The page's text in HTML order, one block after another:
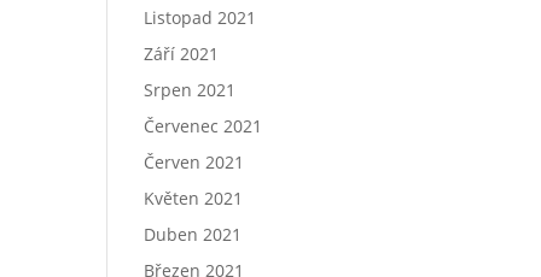
Listopad 2021
Září 2021
Srpen 2021
Červenec 2021
Červen 2021
Květen 2021
Duben 2021
Březen 2021